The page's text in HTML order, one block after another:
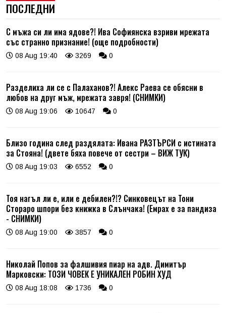
ПОСЛЕДНИ
С мъжа си ли има ядове?! Ива Софиянска взриви мрежата
със странно признание! (още подробности)
08 Aug 19:40 3269 0
Разделиха ли се с Палаханов?! Алекс Раева се обясни в
любов на друг мъж, мрежата завря! (СНИМКИ)
08 Aug 19:06 10647 0
Близо година след раздялата: Ивана РАЗТЪРСИ с истината
за Стояна! (двете бяха повече от сестри – ВИЖ ТУК)
08 Aug 19:03 6552 0
Тоя нагъл ли е, или е дебилен?!? Синковецът на Тони
Стораро шпори без книжка в Слънчака! (Емрах е за пандиза
- СНИМКИ)
08 Aug 19:00 3857 0
Николай Попов за фалшивия пиар на адв. Димитър
Марковски: ТОЗИ ЧОВЕК Е УНИКАЛЕН РОБИН ХУД
08 Aug 18:08 1736 0